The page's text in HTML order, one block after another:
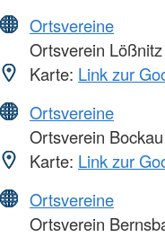
Ortsvereine
Ortsverein Lößnitz
Karte: Link zur
Ortsvereine
Ortsverein Bockau
Karte: Link zur
Ortsvereine
Ortsverein